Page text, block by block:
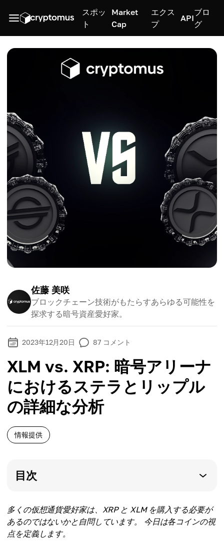
スポッ
ト
Market
Cap
エクス
プ
API
ブロ
グ
佐藤 美咲
ブロックチェーン技術がもたらすあらゆる可能性を
探求する暗号資産愛好家。
2023年12月20日 87 コメント
XLM vs. XRP: 暗号アリーナ
におけるステラとリップル
の詳細な分析
情報提供
目次
多くの仮想通貨愛好家は、XRP と XLM を購入する必要が
あるのではないかと自問しています。 今日は各コインの視
点を定義します。